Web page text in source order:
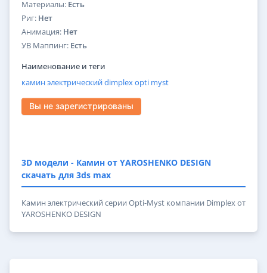
Материалы: Есть
Риг: Нет
Анимация: Нет
УВ Маппинг: Есть
Наименование и теги
каминэлектрическийdimplexopti myst
Вы не зарегистрированы
3D модели - Камин от YAROSHENKO DESIGN
скачать для 3ds max
Камин электрический серии Opti-Myst компании Dimplex от
YAROSHENKO DESIGN